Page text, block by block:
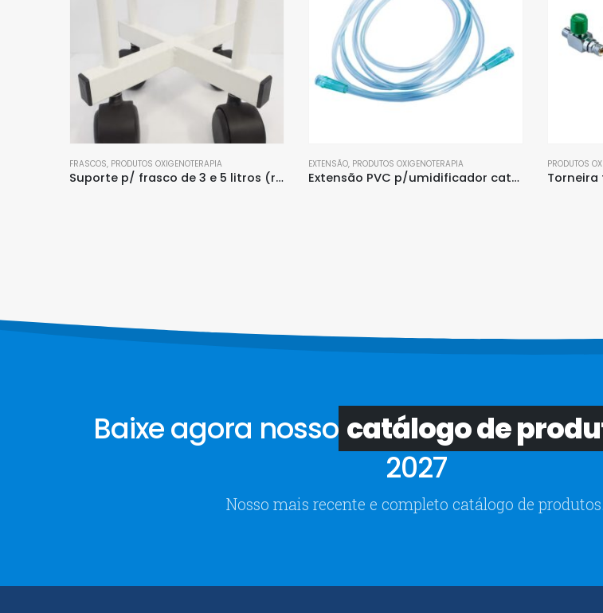
FRASCOS, PRODUTOS OXIGENOTERAPIA
Suporte p/ frasco de 3 e 5 litros (rodízio)
EXTENSÃO, PRODUTOS OXIGENOTERAPIA
Extensão PVC p/umidificador cateter / ambu
PRODUTOS
Baixe agora nosso catálogo de
2027
Nosso mais recente e completo catálogo de produtos.